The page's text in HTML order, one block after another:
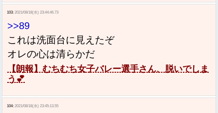
103: 2021/08/18(水) 23:44:46.73
>>89
これは洗面台に見えたぞ
オレの心は清らかだ
【朗報】むちむち女子バレー選手さん、脱いでしま
う💕
104: 2021/08/18(水) 23:45:13.55